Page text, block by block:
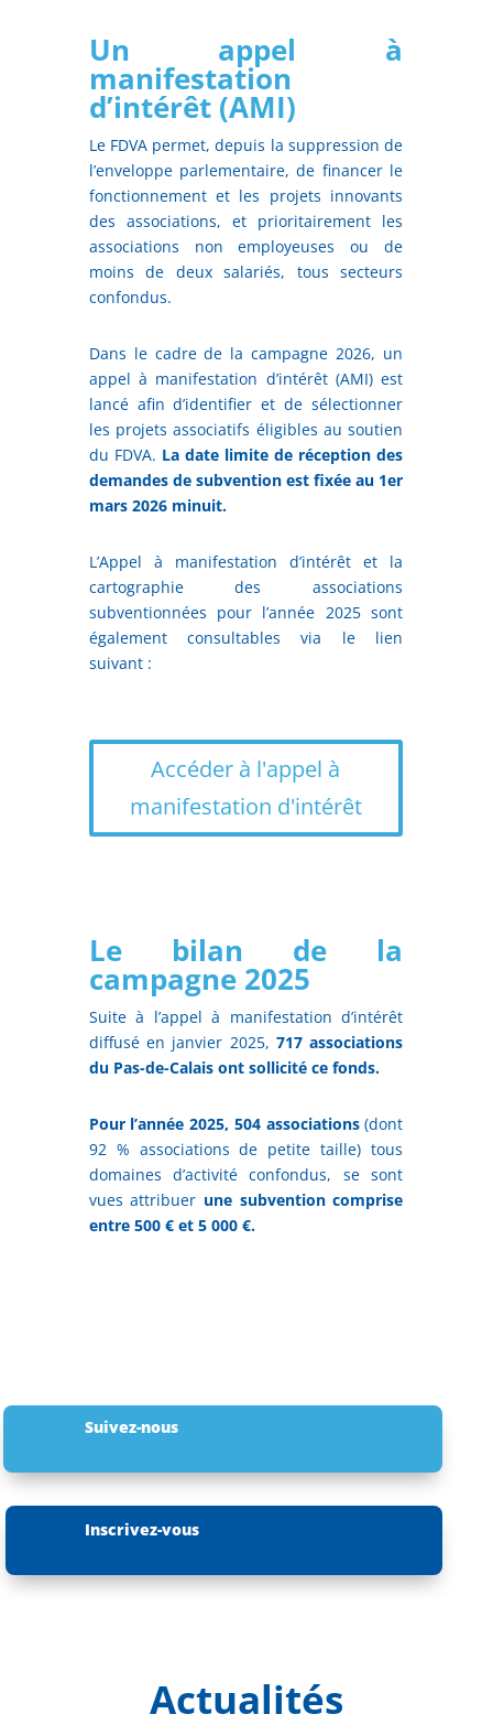
Un appel à
manifestation
d’intérêt (AMI)
Le FDVA permet, depuis la suppression de
l’enveloppe parlementaire, de financer le
fonctionnement et les projets innovants
des associations, et prioritairement les
associations non employeuses ou de
moins de deux salariés, tous secteurs
confondus.
Dans le cadre de la campagne 2026, un
appel à manifestation d’intérêt (AMI) est
lancé afin d’identifier et de sélectionner
les projets associatifs éligibles au soutien
du FDVA. La date limite de réception des
demandes de subvention est fixée au 1er
mars 2026 minuit.
L’Appel à manifestation d’intérêt et la
cartographie des associations
subventionnées pour l’année 2025 sont
également consultables via le lien
suivant :
Accéder à l'appel à
manifestation d'intérêt
Le bilan de la
campagne 2025
Suite à l’appel à manifestation d’intérêt
diffusé en janvier 2025,717 associations
du Pas-de-Calais ont sollicité ce fonds.
Pour l’année 2025, 504 associations(dont
92 % associations de petite taille) tous
domaines d’activité confondus, se sont
vues attribuer une subvention comprise
entre 500 € et 5 000 €.
Suivez-nous
Inscrivez-vous
Actualités